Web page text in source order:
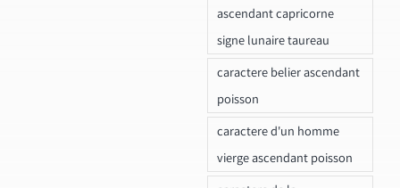
ascendant capricorne
signe lunaire taureau
caractere belier ascendant
poisson
caractere d'un homme
vierge ascendant poisson